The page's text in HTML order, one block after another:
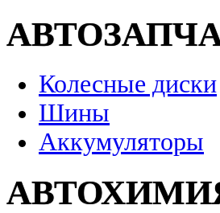
Колесные диски
Шины
Аккумуляторы